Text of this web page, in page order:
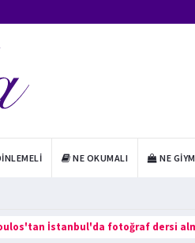
NE OKUMALI NE
İstanbul'da fotoğraf dersi